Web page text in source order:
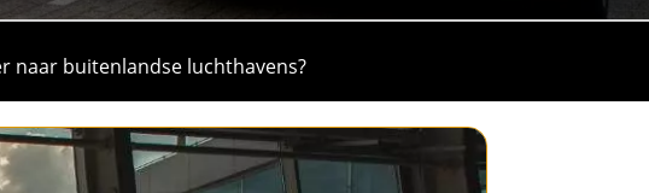
naar buitenlandse luchthavens?